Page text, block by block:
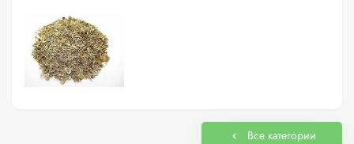
Все категории